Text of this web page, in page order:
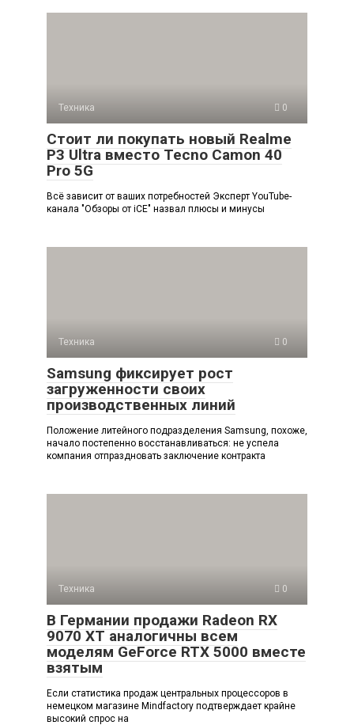
Техника 0
Стоит ли покупать новый Realme
P3 Ultra вместо Tecno Camon 40
Pro 5G
Всё зависит от ваших потребностей Эксперт YouTube-
канала "Обзоры от iCE" назвал плюсы и минусы
Техника 0
Samsung фиксирует рост
загруженности своих
производственных линий
Положение литейного подразделения Samsung, похоже,
начало постепенно восстанавливаться: не успела
компания отпраздновать заключение контракта
Техника 0
В Германии продажи Radeon RX
9070 XT аналогичны всем
моделям GeForce RTX 5000 вместе
взятым
Если статистика продаж центральных процессоров в
немецком магазине Mindfactory подтверждает крайне
высокий спрос на